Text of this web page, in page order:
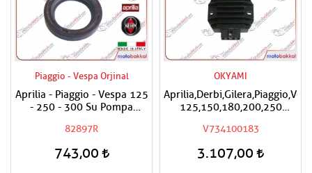
Piaggio - Vespa Orjinal
Aprilia - Piaggio - Vespa 125
- 250 - 300 Su Pompa
82897R
743,00
OKYAMI
125,150,180,200,250
V734100183
3.107,00